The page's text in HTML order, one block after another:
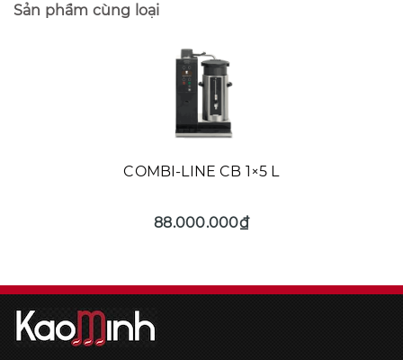
Sản phẩm cùng loại
COMBI-LINE CB 1×5 L
88.000.000₫